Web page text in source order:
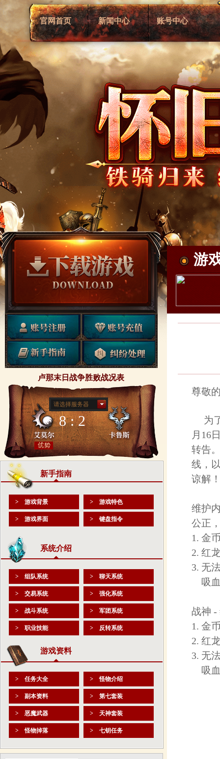
官网首页 新闻中心 账号中心
综合新闻
新闻动态
游戏公告
活动资讯
论坛推荐
注册账号
账号充值
客服中心
交易平台
VIP大客户介绍
卢那末日战争胜败战况表
请选择服务器
8 : 2
新手指南
> 游戏背景 > 游戏特色
> 游戏界面 > 键盘指令
系统介绍
> 组队系统 > 聊天系统
> 交易系统 > 强化系统
> 战斗系统 > 军团系统
> 职业技能 > 反转系统
游戏资料
> 任务大全 > 怪物介绍
> 副本资料 > 第七套装
> 恶魔武器 > 天神套装
> 怪物掉落 > 七钥任务
游
尊敬
为了
月16
转告
线，
谅解
维护
公正
1. 金
2. 红
3. 无
吸血
战神 -
1. 金
2. 红
3. 无
吸血